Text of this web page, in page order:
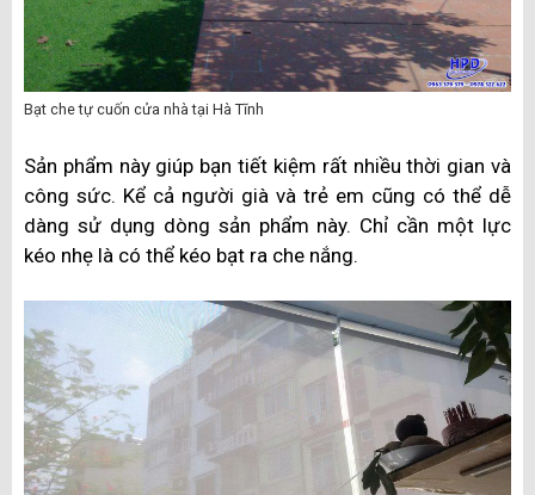
Bạt che tự cuốn cửa nhà tại Hà Tĩnh
Sản phẩm này giúp bạn tiết kiệm rất nhiều thời gian và
công sức. Kể cả người già và trẻ em cũng có thể dễ
dàng sử dụng dòng sản phẩm này. Chỉ cần một lực
kéo nhẹ là có thể kéo bạt ra che nắng.